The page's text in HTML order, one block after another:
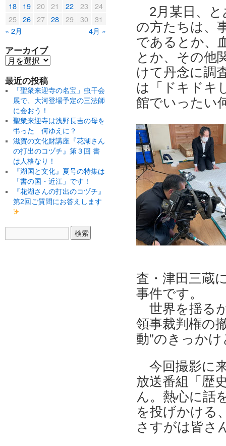
2月某日、と
の方たちは、
であるとか、
とか、その他
けて丹念に調
は「ドキドキ
館でいったい
査・津田三蔵
事件です。
世界を揺る
領事裁判権の
動”のきっか
今回撮影に
放送番組「歴
ん。熱心に話
を投げかける
さすがは皆さ
« 2月 4月 »
18
19 20 21 22 23
24
25 26 27 28 29 30 31
アーカイブ
最近の投稿
「聖衆来迎寺の名宝」虫干会
展で、大河登場予定の三法師
に会おう！
聖衆来迎寺は浅野長吉の母を
弔った 何ゆえに？
滋賀の文化財講座『花湖さん
の打出のコヅチ』第３回 書
は人格なり！
『湖国と文化』夏号の特集は
「書の国・近江」です！
『花湖さんの打出のコヅチ』
第2回ご質問にお答えします